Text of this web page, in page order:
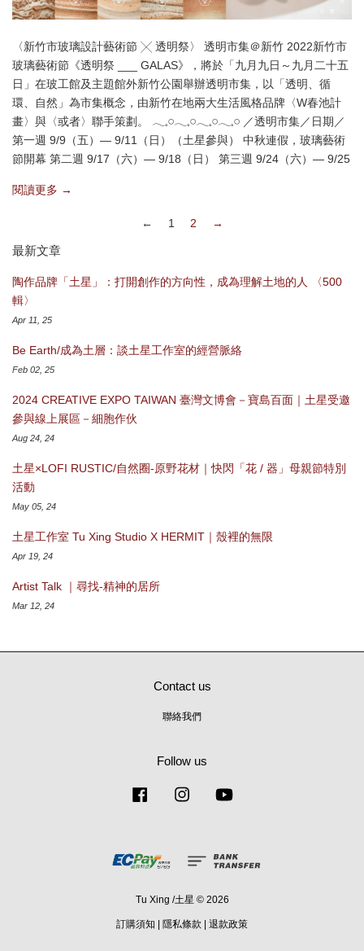
〈新竹市玻璃設計藝術節 ╳ 透明祭〉 透明市集＠新竹 2022新竹市
玻璃藝術節《透明祭 ___ GALAS》，將於「九月九日～九月二十五
日」在玻工館及主題館外新竹公園舉辦透明市集，以「透明、循
環、自然」為市集概念，由新竹在地兩大生活風格品牌〈W春池計
畫〉與〈或者〉聯手策劃。 𓂃𓈒𓏸𓂃𓈒𓏸𓂃𓈒𓏸𓂃𓈒𓏸 ／透明市集／日期／
第一週 9/9（五）— 9/11（日）（土星參與） 中秋連假，玻璃藝術
節開幕 第二週 9/17（六）— 9/18（日） 第三週 9/24（六）— 9/25
閱讀更多 →
← 1 2 →
最新文章
陶作品牌「土星」：打開創作的方向性，成為理解土地的人 〈500
輯〉
Apr 11, 25
Be Earth/成為土層：談土星工作室的經營脈絡
Feb 02, 25
2024 CREATIVE EXPO TAIWAN 臺灣文博會－寶島百面｜土星受邀
參與線上展區－細胞作伙
Aug 24, 24
土星×LOFI RUSTIC/自然圈-原野花材｜快閃「花 / 器」母親節特別
活動
May 05, 24
土星工作室 Tu Xing Studio X HERMIT｜殼裡的無限
Apr 19, 24
Artist Talk ｜尋找-精神的居所
Mar 12, 24
Contact us
聯絡我們
Follow us
Facebook Instagram
Tu Xing /土星 © 2026
訂購須知 隱私條款 退款政策